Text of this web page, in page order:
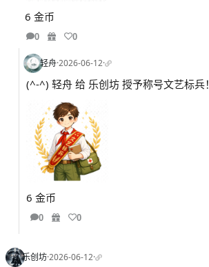
6 金币
0 0
轻舟·2026-06-12·
(^-^) 轻舟 给 乐创坊 授予称号文艺标兵！
6 金币
0 0
乐创坊·2026-06-12·